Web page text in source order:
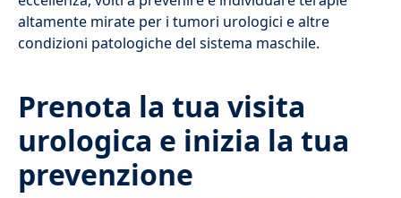
altamente mirate per i tumori urologici e altre
condizioni patologiche del sistema maschile.
Prenota la tua visita
urologica e inizia la tua
prevenzione